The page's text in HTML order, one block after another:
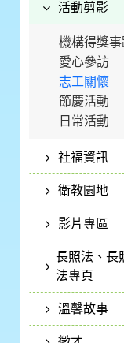
活動剪影
機構得獎事
愛心參訪
志工關懷
節慶活動
日常活動
社福資訊
衛教園地
影片專區
長照法、長
法專頁
溫馨故事